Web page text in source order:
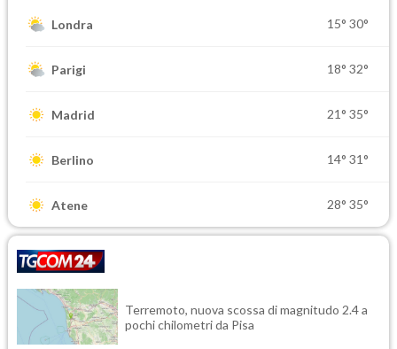
Londra 15° 30°
Parigi 18° 32°
Madrid 21° 35°
Berlino 14° 31°
Atene 28° 35°
Terremoto, nuova scossa di magnitudo 2.4 a
pochi chilometri da Pisa